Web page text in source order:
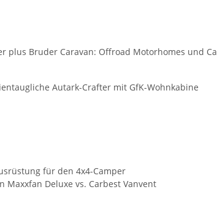
plus Bruder Caravan: Offroad Motorhomes und
Autark-Crafter mit GfK-Wohnkabine
für den 4x4-Camper
Maxxfan Deluxe vs. Carbest Vanvent